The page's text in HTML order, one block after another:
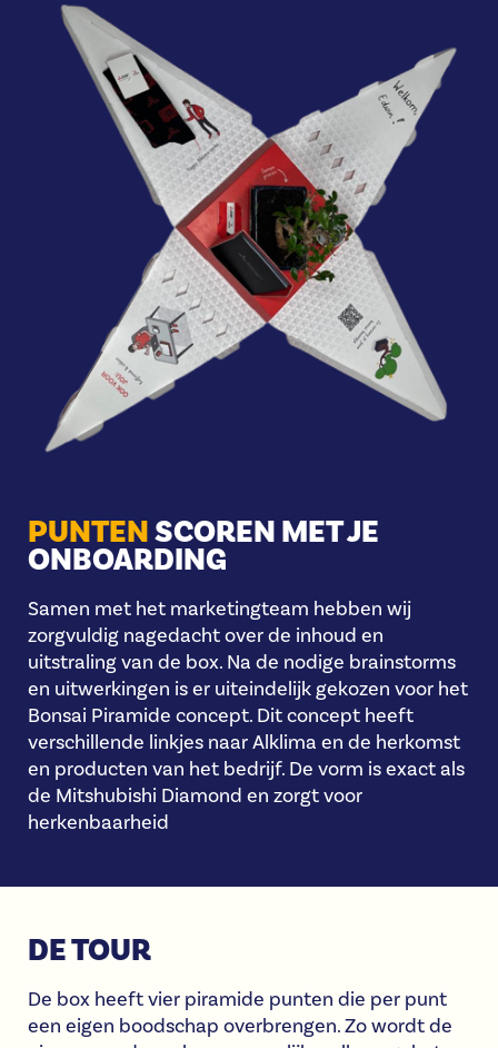
PUNTENSCOREN MET JE
ONBOARDING
Samen met het marketingteam hebben wij
zorgvuldig nagedacht over de inhoud en
uitstraling van de box. Na de nodige brainstorms
en uitwerkingen is er uiteindelijk gekozen voor het
Bonsai Piramide concept. Dit concept heeft
verschillende linkjes naar Alklima en de herkomst
en producten van het bedrijf. De vorm is exact als
de Mitshubishi Diamond en zorgt voor
herkenbaarheid
DE TOUR
De box heeft vier piramide punten die per punt
een eigen boodschap overbrengen. Zo wordt de